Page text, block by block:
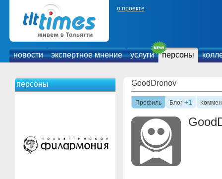
о проекте
новости экспертное мнение услуги персоны
персоны GoodDronov
Профиль Блог +1